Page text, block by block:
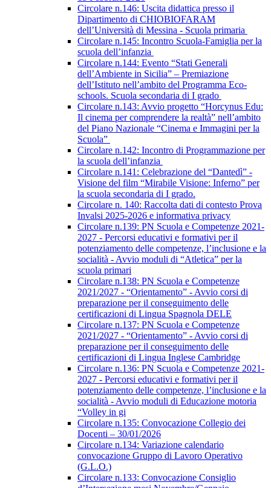
Circolare n.146: Uscita didattica presso il
Dipartimento di CHIOBIOFARAM
dell’Università di Messina - Scuola primaria
Circolare n.145: Incontro Scuola-Famiglia per la
scuola dell’infanzia
Circolare n.144: Evento “Stati Generali
dell’Ambiente in Sicilia” – Premiazione
dell’Istituto nell’ambito del Programma Eco-
schools. Scuola secondaria di I grado
Circolare n.143: Avvio progetto “Horcynus Edu:
Il cinema per comprendere la realtà” nell’ambito
del Piano Nazionale “Cinema e Immagini per la
Scuola”
Circolare n.142: Incontro di Programmazione per
la scuola dell’infanzia
Circolare n.141: Celebrazione del “Dantedì” -
Visione del film “Mirabile Visione: Inferno” per
la scuola secondaria di I grado.
Circolare n. 140: Raccolta dati di contesto Prova
Invalsi 2025-2026 e informativa privacy
Circolare n.139: PN Scuola e Competenze 2021-
2027 - Percorsi educativi e formativi per il
potenziamento delle competenze, l’inclusione e la
socialità - Avvio moduli di “Atletica” per la
scuola primari
Circolare n.138: PN Scuola e Competenze
2021/2027 - “Orientamento” - Avvio corsi di
preparazione per il conseguimento delle
certificazioni di Lingua Spagnola DELE
Circolare n.137: PN Scuola e Competenze
2021/2027 - “Orientamento” - Avvio corsi di
preparazione per il conseguimento delle
certificazioni di Lingua Inglese Cambridge
Circolare n.136: PN Scuola e Competenze 2021-
2027 - Percorsi educativi e formativi per il
potenziamento delle competenze, l’inclusione e la
socialità - Avvio moduli di Educazione motoria
“Volley in gi
Circolare n.135: Convocazione Collegio dei
Docenti – 30/01/2026
Circolare n.134: Variazione calendario
convocazione Gruppo di Lavoro Operativo
(G.L.O.)
Circolare n.133: Convocazione Consiglio